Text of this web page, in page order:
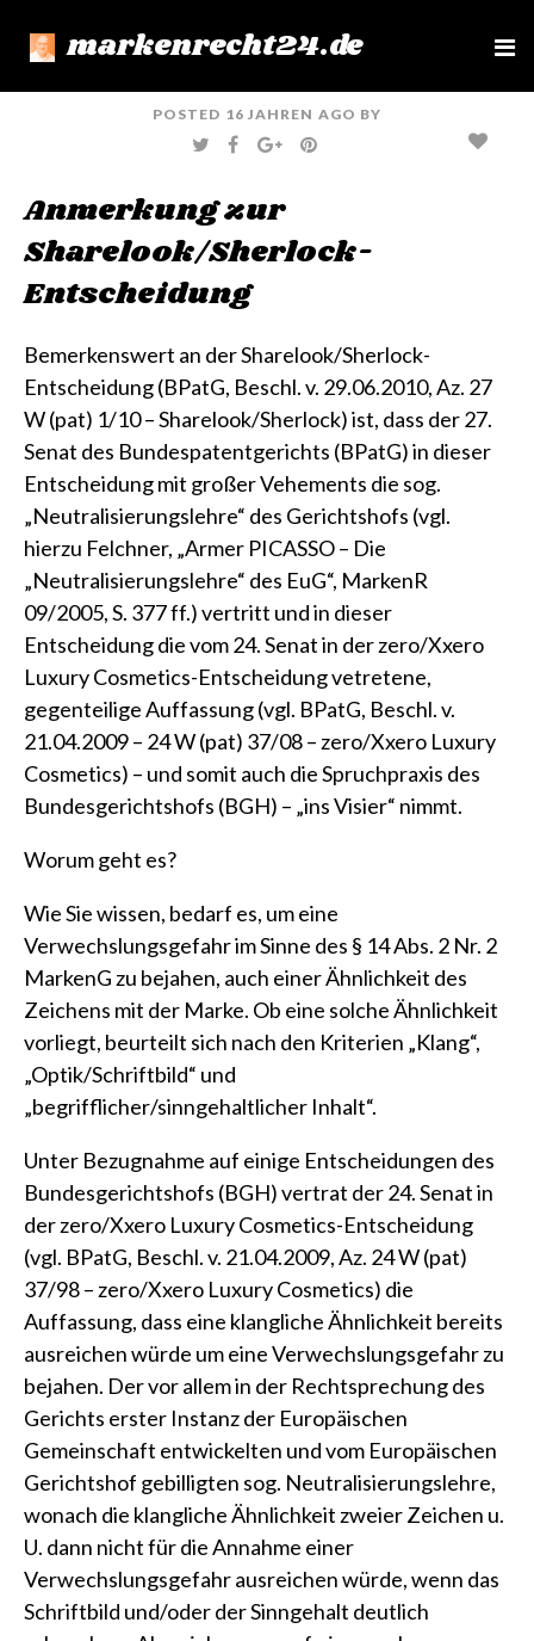
markenrecht24.de
e
POSTED 16 JAHREN AGO BY
T
W
E
R
F
A
O
K
G
O
E
P
I
T
Anmerkung zur
Sharelook/Sherlock-
Entscheidung
Bemerkenswert an derSharelook/Sherlock-
Entscheidung(BPatG, Beschl. v. 29.06.2010, Az. 27
W (pat) 1/10 – Sharelook/Sherlock)ist, dass der 27.
Senat des Bundespatentgerichts (BPatG) in dieser
Entscheidung mit großer Vehements die sog.
„Neutralisierungslehre“ des Gerichtshofs (vgl.
hierzu Felchner, „Armer PICASSO – Die
„Neutralisierungslehre“ des EuG“, MarkenR
09/2005, S. 377 ff.) vertritt und in dieser
Entscheidung die vom 24. Senat in der zero/Xxero
Luxury Cosmetics-Entscheidung vetretene,
gegenteilige Auffassung (vgl. BPatG, Beschl. v.
21.04.2009 – 24 W (pat) 37/08 – zero/Xxero Luxury
Cosmetics) – und somit auch die Spruchpraxis des
Bundesgerichtshofs (BGH) – „ins Visier“ nimmt.
Worum geht es?
Wie Sie wissen, bedarf es, um eine
Verwechslungsgefahr im Sinne des § 14 Abs. 2 Nr. 2
MarkenG zu bejahen, auch einer Ähnlichkeit des
Zeichens mit der Marke. Ob eine solche Ähnlichkeit
vorliegt, beurteilt sich nach den Kriterien „Klang“,
„Optik/Schriftbild“ und
„begrifflicher/sinngehaltlicher Inhalt“.
Unter Bezugnahme auf einige Entscheidungen des
Bundesgerichtshofs (BGH) vertrat der 24. Senat in
derzero/Xxero Luxury Cosmetics-Entscheidung
(vgl. BPatG, Beschl. v. 21.04.2009, Az. 24 W (pat)
37/98 – zero/Xxero Luxury Cosmetics) die
Auffassung, dass eine klangliche Ähnlichkeit bereits
ausreichen würde um eine Verwechslungsgefahr zu
bejahen. Der vor allem in der Rechtsprechung des
Gerichts erster Instanz der Europäischen
Gemeinschaft entwickelten und vom Europäischen
Gerichtshof gebilligten sog. Neutralisierungslehre,
wonach die klangliche Ähnlichkeit zweier Zeichen u.
U. dann nicht für die Annahme einer
Verwechslungsgefahr ausreichen würde, wenn das
Schriftbild und/oder der Sinngehalt deutlich